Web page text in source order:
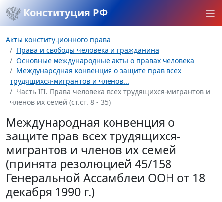
Конституция РФ
Акты конституционного права
Права и свободы человека и гражданина
Основные международные акты о правах человека
Международная конвенция о защите прав всех
трудящихся-мигрантов и членов...
Часть III. Права человека всех трудящихся-мигрантов и
членов их семей (ст.ст. 8 - 35)
Международная конвенция о
защите прав всех трудящихся-
мигрантов и членов их семей
(принята резолюцией 45/158
Генеральной Ассамблеи ООН от 18
декабря 1990 г.)